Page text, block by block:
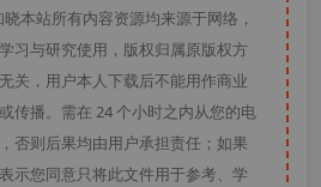
晓本站所有内容资源均来源于网络，
习与研究使用，版权归属原版权方
关，用户本人下载后不能用作商业
传播。需在 24 个小时之内从您的电
否则后果均由用户承担责任；如果
示您同意只将此文件用于参考、学